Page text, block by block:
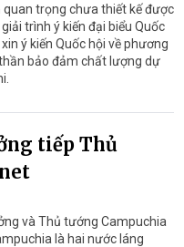
quan trọng chưa thiết kế được
trình ý kiến đại biểu Quốc
ý kiến Quốc hội về phương
bảo đảm chất lượng dự
tiếp Thủ
và Thủ tướng Campuchia
là hai nước láng